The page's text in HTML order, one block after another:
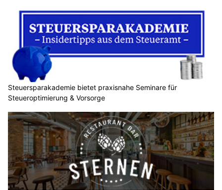
Steuersparakademie bietet praxisnahe Seminare für
Steueroptimierung & Vorsorge